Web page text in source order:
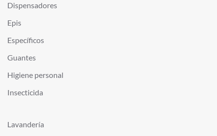
Dispensadores
Epis
Específicos
Guantes
Higiene personal
Insecticida
Lavandería